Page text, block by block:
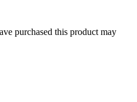
purchased this product may